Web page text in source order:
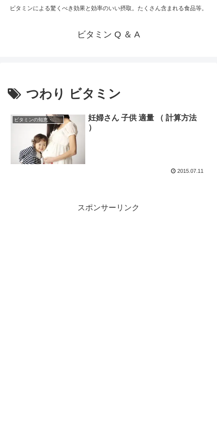
ビタミンによる驚くべき効果と効率のいい摂取。たくさん含まれる食品等。
ビタミン Q ＆ A
つわり ビタミン
ビタミンの知恵・知識
妊婦さん 子供 適量 （ 計算方法
）
2015.07.11
スポンサーリンク